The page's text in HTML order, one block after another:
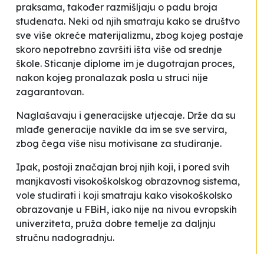
praksama, također razmišljaju o padu broja
studenata. Neki od njih smatraju kako se društvo
sve više okreće materijalizmu, zbog kojeg postaje
skoro nepotrebno završiti išta više od srednje
škole. Sticanje diplome im je dugotrajan proces,
nakon kojeg pronalazak posla u struci nije
zagarantovan.
Naglašavaju i generacijske utjecaje. Drže da su
mlađe generacije navikle da im se sve servira,
zbog čega više nisu motivisane za studiranje.
Ipak, postoji značajan broj njih koji, i pored svih
manjkavosti visokoškolskog obrazovnog sistema,
vole studirati i koji smatraju kako visokoškolsko
obrazovanje u FBiH, iako nije na nivou evropskih
univerziteta, pruža dobre temelje za daljnju
stručnu nadogradnju.